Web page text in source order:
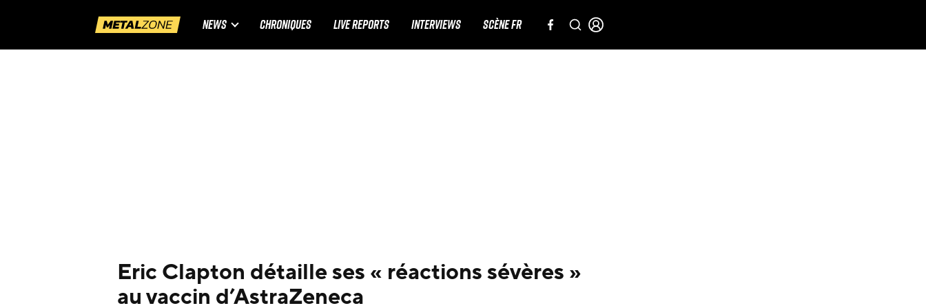
NEWS CHRONIQUES LIVE REPORTS INTERVIEWS SCÈNE FR
Eric Clapton détaille ses « réactions sévères »
au vaccin d’AstraZeneca